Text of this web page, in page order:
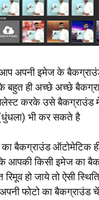
अपनी इमेज के
बहुत ही अच्छे अच्छे
करके उसे बैकग्राउंड
भी कर सकते है
बैकग्राउंड ऑटोमेटिक
आपकी किसी इमेज का
रिमूव हो जाये तो ऐसी
फोटो का बैकग्राउंड